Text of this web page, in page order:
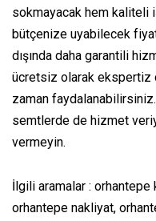
sokmayacak hem kaliteli
bütçenize uyabilecek
dışında daha garantili
ücretsiz olarak
zaman
semtlerde de hizmet
vermeyin.
İlgili aramalar :
orhantepe nakliyat,